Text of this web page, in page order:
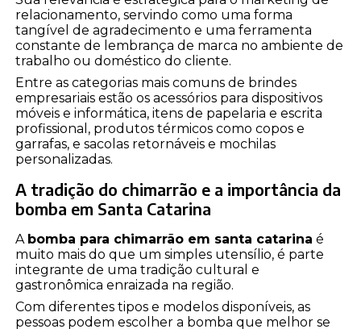
relacionamento, servindo como uma forma
tangível de agradecimento e uma ferramenta
constante de lembrança de marca no ambiente de
trabalho ou doméstico do cliente.
Entre as categorias mais comuns de brindes
empresariais estão os acessórios para dispositivos
móveis e informática, itens de papelaria e escrita
profissional, produtos térmicos como copos e
garrafas, e sacolas retornáveis e mochilas
personalizadas.
A tradição do chimarrão e a importância da
bomba em Santa Catarina
A bomba para chimarrão em santa catarina é
muito mais do que um simples utensílio, é parte
integrante de uma tradição cultural e
gastronômica enraizada na região.
Com diferentes tipos e modelos disponíveis, as
pessoas podem escolher a bomba que melhor se